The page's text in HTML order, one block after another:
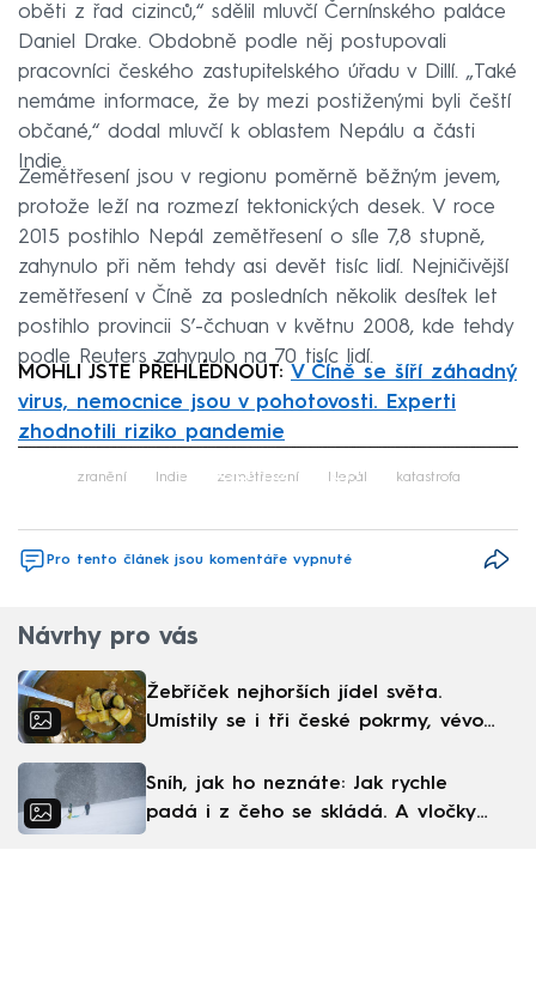
oběti z řad cizinců,“ sdělil mluvčí Černínského paláce
Daniel Drake. Obdobně podle něj postupovali
pracovníci českého zastupitelského úřadu v Dillí. „Také
nemáme informace, že by mezi postiženými byli čeští
občané,“ dodal mluvčí k oblastem Nepálu a části
Indie.
Zemětřesení jsou v regionu poměrně běžným jevem,
protože leží na rozmezí tektonických desek. V roce
2015 postihlo Nepál zemětřesení o síle 7,8 stupně,
zahynulo při něm tehdy asi devět tisíc lidí. Nejničivější
zemětřesení v Číně za posledních několik desítek let
postihlo provincii S’-čchuan v květnu 2008, kde tehdy
podle Reuters zahynulo na 70 tisíc lidí.
MOHLI JSTE PŘEHLÉDNOUT: V Číně se šíří záhadný
virus, nemocnice jsou v pohotovosti. Experti
zhodnotili riziko pandemie
Failed to fetch
zranění Indie zemětřesení Nepál katastrofa
Pro tento článek jsou komentáře vypnuté
Návrhy pro vás
Žebříček nejhorších jídel světa.
Umístily se i tři české pokrmy, vévodí
Sníh, jak ho neznáte: Jak rychle
padá i z čeho se skládá. A vločky